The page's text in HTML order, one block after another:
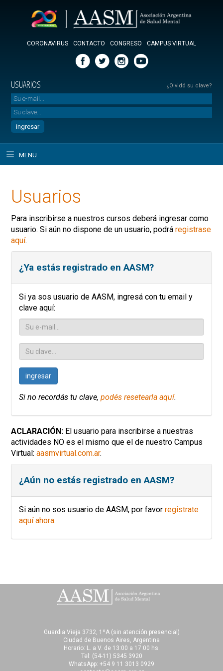
CORONAVIRUS CONTACTO CONGRESO CAMPUS VIRTUAL
USUARIOS ¿Olvidó su clave?
MENU
Usuarios
Para inscribirse a nuestros cursos deberá ingresar como
usuario. Si aún no dispone de un usuario, podráregistrase
aquí.
¿Ya estás registrado en AASM?
Si ya sos usuario de AASM, ingresá con tu email y
clave aquí:
ingresar
Si no recordás tu clave,podés resetearla aquí.
ACLARACIÓN: El usuario para inscribirse a nuestras
actividades NO es el mismo que el de nuestro Campus
Virtual:aasmvirtual.com.ar.
¿Aún no estás registrado en AASM?
Si aún no sos usuario de AASM, por favorregistrate
aquí ahora.
Guardia Vieja 3732, 1ºA (sin atención presencial)
Ciudad de Buenos Aires, Argentina
Horario: L. a V. de 13:00 a 17:00 hs.
Tel: (54-11) 5345 3920
WhatsApp: +54 9 11 3013 0929